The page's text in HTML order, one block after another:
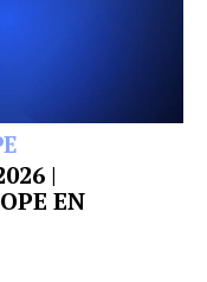
|
EN